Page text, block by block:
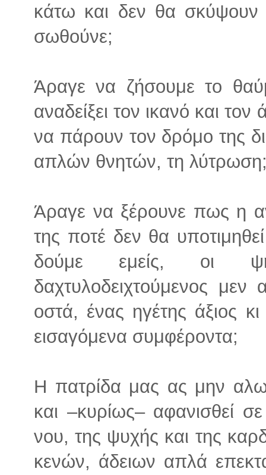
κάτω και δεν θα
σωθούνε;
Άραγε να ζήσουμε το
αναδείξει τον ικανό και τον
να πάρουν τον δρόμο της
απλών θνητών, τη
Άραγε να ξέρουνε πως η
της ποτέ δεν θα
δούμε εμείς, οι
δαχτυλοδειχτούμενος
οστά, ένας ηγέτης άξιος
εισαγόμενα συμφέροντα;
Η πατρίδα μας ας μην
και –κυρίως– αφανισθεί
νου, της ψυχής και της
κενών, άδειων απλά